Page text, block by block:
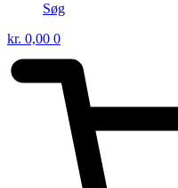
Søg
kr. 0,00 0